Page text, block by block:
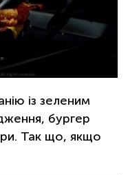
із зеленим
бургер
Так що, якщо